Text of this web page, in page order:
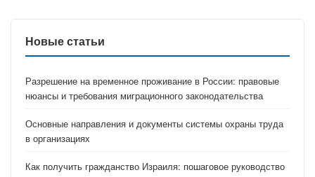
Новые статьи
Разрешение на временное проживание в России: правовые
нюансы и требования миграционного законодательства
Основные направления и документы системы охраны труда
в организациях
Как получить гражданство Израиля: пошаговое руководство